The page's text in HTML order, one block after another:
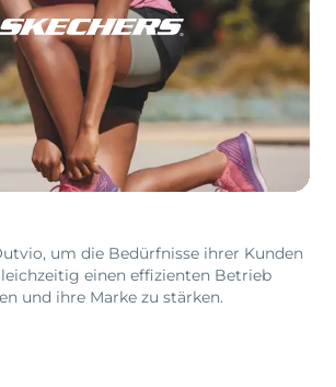
um die Bedürfnisse ihrer Kunden
einen effizienten Betrieb
und ihre Marke zu stärken.